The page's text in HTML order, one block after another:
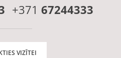
+371 67244333
VIZĪTEI